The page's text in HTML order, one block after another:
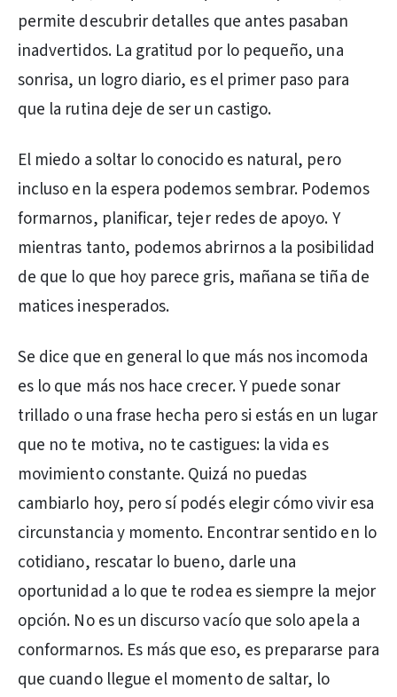
permite descubrir detalles que antes pasaban
inadvertidos. La gratitud por lo pequeño, una
sonrisa, un logro diario, es el primer paso para
que la rutina deje de ser un castigo.
El miedo a soltar lo conocido es natural, pero
incluso en la espera podemos sembrar. Podemos
formarnos, planificar, tejer redes de apoyo. Y
mientras tanto, podemos abrirnos a la posibilidad
de que lo que hoy parece gris, mañana se tiña de
matices inesperados.
Se dice que en general lo que más nos incomoda
es lo que más nos hace crecer. Y puede sonar
trillado o una frase hecha pero si estás en un lugar
que no te motiva, no te castigues: la vida es
movimiento constante. Quizá no puedas
cambiarlo hoy, pero sí podés elegir cómo vivir esa
circunstancia y momento. Encontrar sentido en lo
cotidiano, rescatar lo bueno, darle una
oportunidad a lo que te rodea es siempre la mejor
opción. No es un discurso vacío que solo apela a
conformarnos. Es más que eso, es prepararse para
que cuando llegue el momento de saltar, lo